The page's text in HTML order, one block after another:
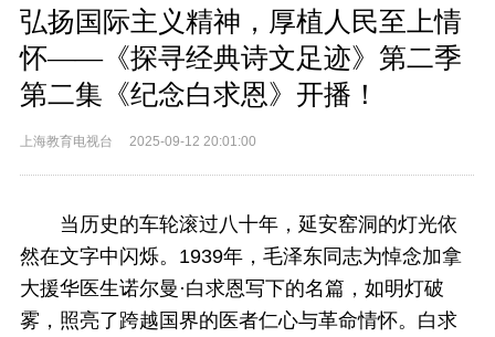
弘扬国际主义精神，厚植人民至上情
怀——《探寻经典诗文足迹》第二季
第二集《纪念白求恩》开播！
上海教育电视台 2025-09-12 20:01:00
当历史的车轮滚过八十年，延安窑洞的灯光依
然在文字中闪烁。1939年，毛泽东同志为悼念加拿
大援华医生诺尔曼·白求恩写下的名篇，如明灯破
雾，照亮了跨越国界的医者仁心与革命情怀。白求